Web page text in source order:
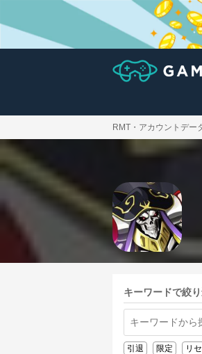
RMT・アカウントデー
キーワードで絞
引退 限定 リ